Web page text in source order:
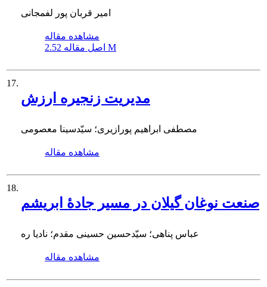
امیر قربان پور لفمجانی
مشاهده مقاله
اصل مقاله 2.52 M
17.
مدیریت زنجیره ارزش
مصطفی ابراهیم پورازیری؛ سیّدسینا معصومی
مشاهده مقاله
18.
صنعت نوغان گیلان در مسیر جادۀ ابریشم
عباس پناهی؛ سیّدحسین حسینی مقدم؛ نادیا ره
مشاهده مقاله